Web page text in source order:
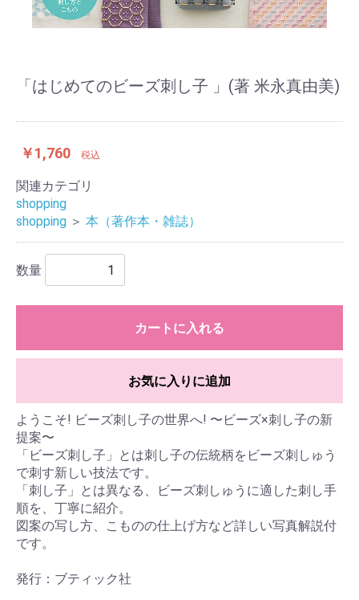
「はじめてのビーズ刺し子 」(著 米永真由美)
￥1,760 税込
関連カテゴリ
shopping
shopping ＞ 本（著作本・雑誌）
数量
カートに入れる
お気に入りに追加
ようこそ! ビーズ刺し子の世界へ! 〜ビーズ×刺し子の新
提案〜
「ビーズ刺し子」とは刺し子の伝統柄をビーズ刺しゅう
で刺す新しい技法です。
「刺し子」とは異なる、ビーズ刺しゅうに適した刺し手
順を、丁寧に紹介。
図案の写し方、こものの仕上げ方など詳しい写真解説付
です。
発行：ブティック社